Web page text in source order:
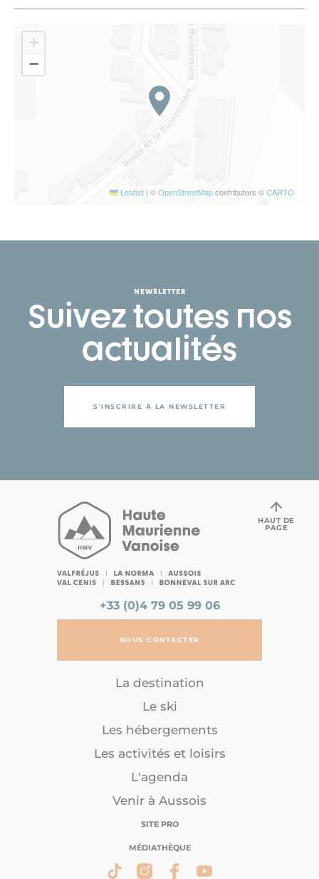
+
−
Leaflet | ©OpenStreetMapcontributors ©CARTO
NEWSLETTER
Suivez toutes nos
actualités
S'INSCRIRE À LA NEWSLETTER
+33 (0)4 79 05 99 06
NOUS CONTACTER
La destination
Le ski
Les hébergements
Les activités et loisirs
L'agenda
Venir à Aussois
SITE PRO
MÉDIATHÈQUE
HAUT DE
PAGE